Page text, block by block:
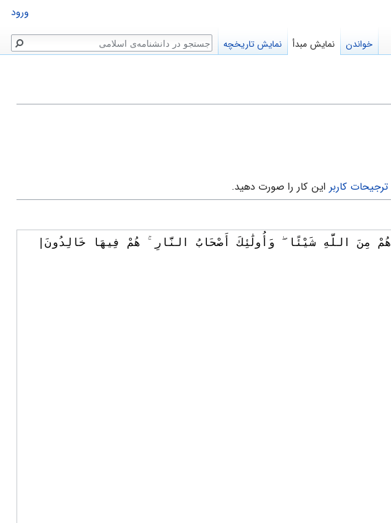
ترجیحات کاربر این کار را صورت دهید.
ورود
خواندن نمایش مبدأ نمایش تاریخچه جستجو